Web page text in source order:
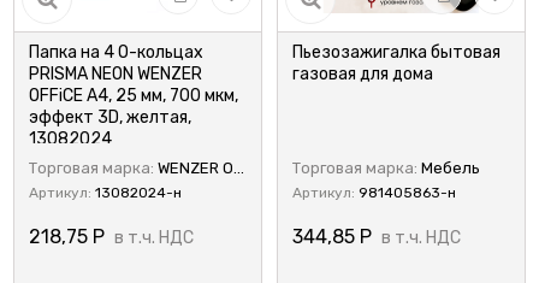
Папка на 4 О-кольцах
PRISMA NEON WENZER
OFFiCE А4, 25 мм, 700 мкм,
эффект 3D, желтая,
13082024
Торговая марка: WENZER OFFiCE
Артикул: 13082024-н
218,75 Р в т.ч. НДС
Пьезозажигалка бытовая
газовая для дома
Торговая марка: Мебель
Артикул: 981405863-н
344,85 Р в т.ч. НДС